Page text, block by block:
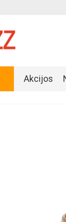
Akcijos